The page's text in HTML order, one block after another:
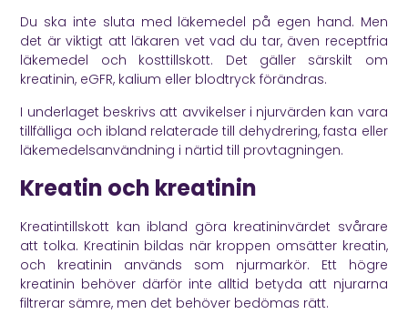
Du ska inte sluta med läkemedel på egen hand. Men
det är viktigt att läkaren vet vad du tar, även receptfria
läkemedel och kosttillskott. Det gäller särskilt om
kreatinin, eGFR, kalium eller blodtryck förändras.
I underlaget beskrivs att avvikelser i njurvärden kan vara
tillfälliga och ibland relaterade till dehydrering, fasta eller
läkemedelsanvändning i närtid till provtagningen.
Kreatin och kreatinin
Kreatintillskott kan ibland göra kreatininvärdet svårare
att tolka. Kreatinin bildas när kroppen omsätter kreatin,
och kreatinin används som njurmarkör. Ett högre
kreatinin behöver därför inte alltid betyda att njurarna
filtrerar sämre, men det behöver bedömas rätt.